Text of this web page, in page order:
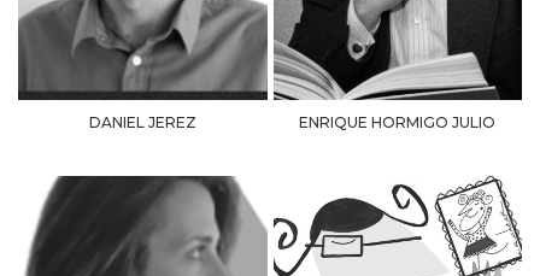
DANIEL JEREZ ENRIQUE HORMIGO JULIO